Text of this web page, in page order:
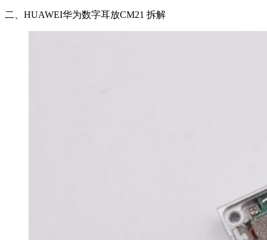
二、HUAWEI华为数字耳放CM21 拆解